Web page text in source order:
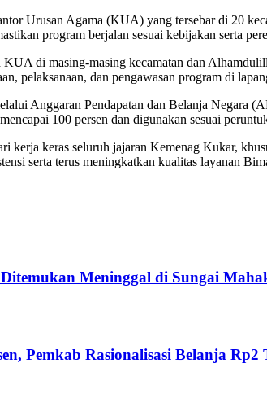
Urusan Agama (KUA) yang tersebar di 20
program berjalan sesuai kebijakan serta
di masing-masing kecamatan dan
pelaksanaan, dan pengawasan program di
Anggaran Pendapatan dan Belanja Negara
100 persen dan digunakan sesuai
kerja keras seluruh jajaran Kemenag Kukar,
serta terus meningkatkan kualitas layanan
Meninggal di Sungai
Pemkab Rasionalisasi Belanja Rp2